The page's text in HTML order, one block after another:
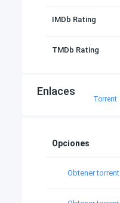
IMDb Rating
TMDb Rating
Enlaces
Torrent
Opciones
Obtener torrent